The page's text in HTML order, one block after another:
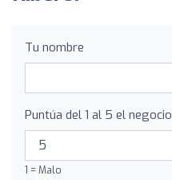
Tu nombre
Puntúa del 1 al 5 el negocio
1 = Malo